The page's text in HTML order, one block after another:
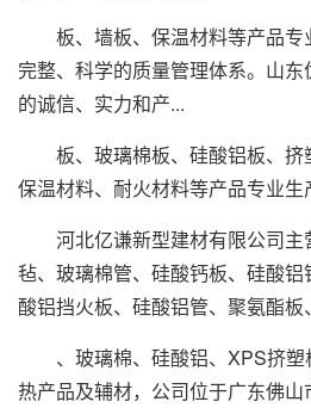
板、墙板、保温材料等产品专
完整、科学的质量管理体系。山
的诚信、实力和产...
板、玻璃棉板、硅酸铝板、挤
保温材料、耐火材料等产品专业
河北亿谦新型建材有限公司主
毡、玻璃棉管、硅酸钙板、硅酸
酸铝挡火板、硅酸铝管、聚氨酯板
、玻璃棉、硅酸铝、XPS挤塑
热产品及辅材，公司位于广东佛